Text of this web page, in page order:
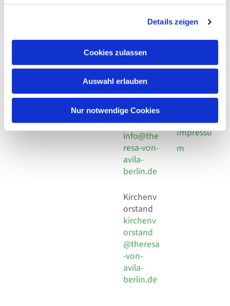
Details zeigen
Cookies zulassen
Auswahl erlauben
Nur notwendige Cookies
Adresse
Kirchengemeinde Pfarrei
Hl. Theresa von Avila Berlin
Nordost
Leitender Pfarrer - Norbert
Pomplun
13086 Berlin
Kont
Telefon
+49 30
924 64 28
30 924 54
18
E-Mail
info@the
resa-von-
avila-
berlin.de
Kirchenv
orstand
kirchenv
orstand
@theresa
-von-
avila-
berlin.de
Links
Datensch
Datensch
Social
Impressu
m